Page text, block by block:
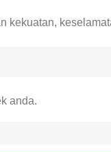
kekuatan,
anda.